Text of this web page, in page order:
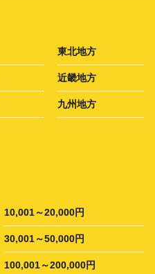
東北地方
近畿地方
九州地方
10,001～20,000円
30,001～50,000円
100,001～200,000円